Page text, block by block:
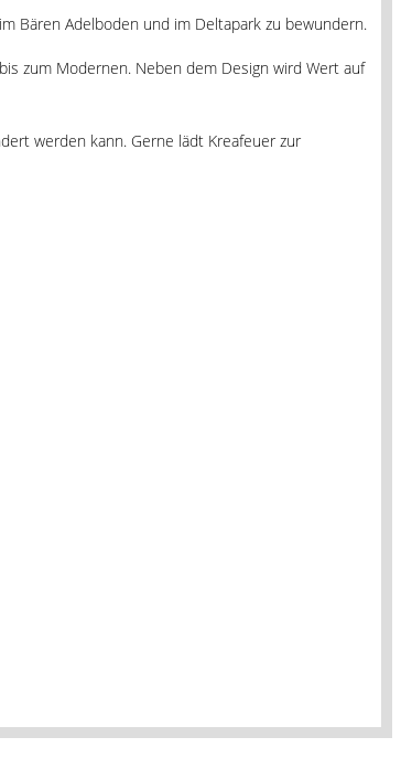
Bären Adelboden und im Deltapark zu bewundern.
zum Modernen. Neben dem Design wird Wert auf
werden kann. Gerne lädt Kreafeuer zur